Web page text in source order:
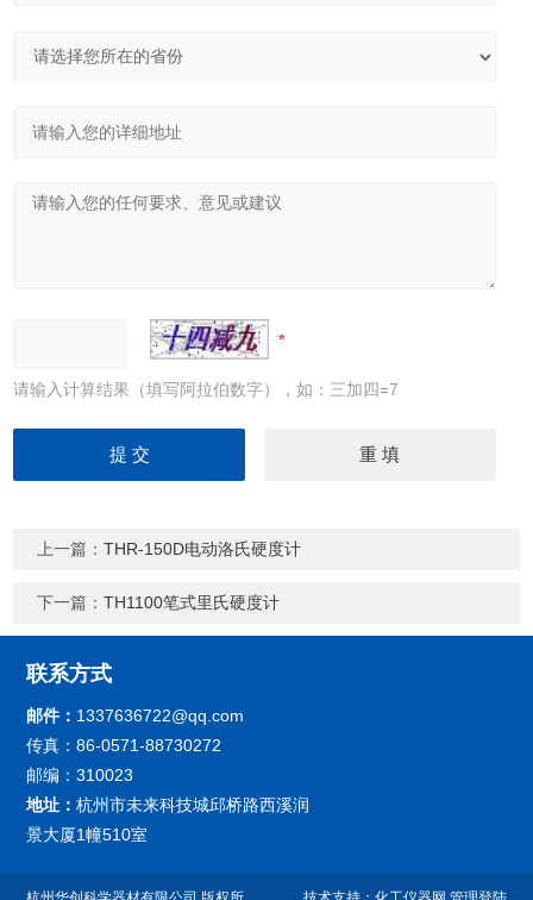
请输入计算结果（填写阿拉伯数字），如：三加四=7
上一篇：THR-150D电动洛氏硬度计
下一篇：TH1100笔式里氏硬度计
联系方式
邮件： 1337636722@qq.com
传真：86-0571-88730272
邮编：310023
地址：杭州市未来科技城邱桥路西溪润
景大厦1幢510室